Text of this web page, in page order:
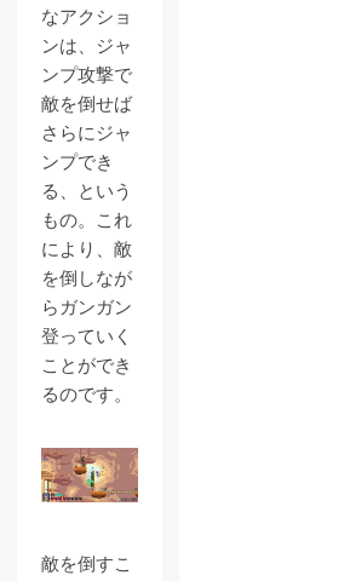
なアクショ
ンは、ジャ
ンプ攻撃で
敵を倒せば
さらにジャ
ンプでき
る、という
もの。これ
により、敵
を倒しなが
らガンガン
登っていく
ことができ
るのです。
敵を倒すこ